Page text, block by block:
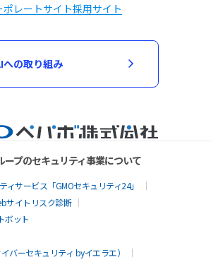
ポレートサイト採用サイト
への取り組み
ープのセキュリティ事業について
サービス「GMOセキュリティ24」
サイトリスク診断
ボット
バーセキュリティ byイエラエ）